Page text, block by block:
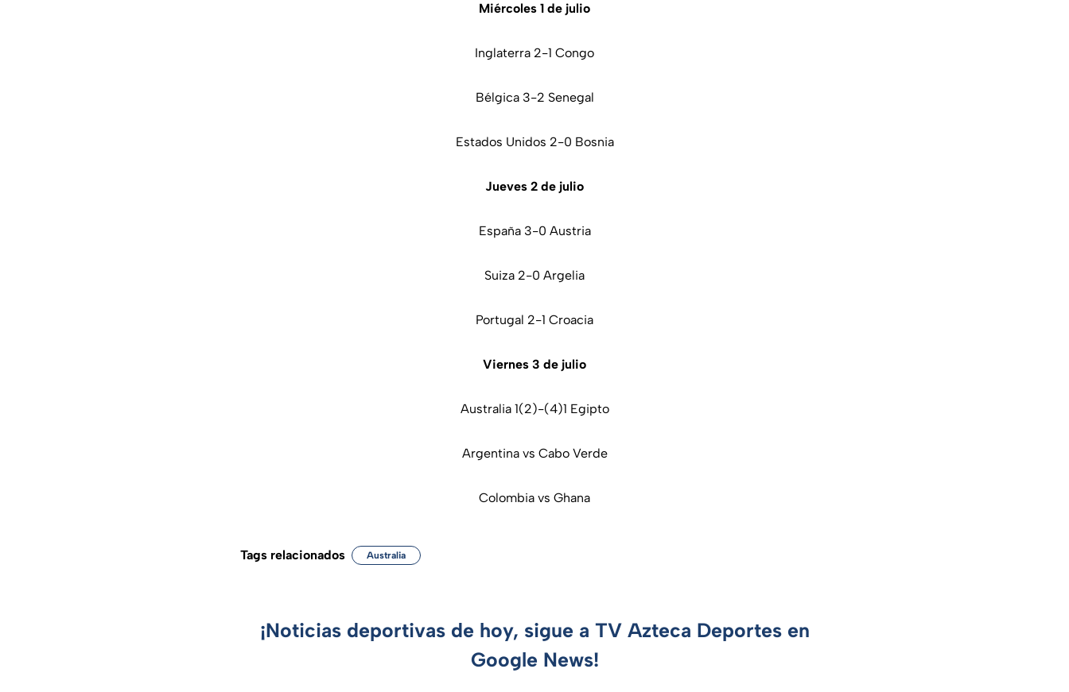
Miércoles 1 de julio
Inglaterra 2-1 Congo
Bélgica 3-2 Senegal
Estados Unidos 2-0 Bosnia
Jueves 2 de julio
España 3-0 Austria
Suiza 2-0 Argelia
Portugal 2-1 Croacia
Viernes 3 de julio
Australia 1(2)-(4)1 Egipto
Argentina vs Cabo Verde
Colombia vs Ghana
Tags relacionados Australia
¡Noticias deportivas de hoy, sigue a TV Azteca Deportes en
Google News!